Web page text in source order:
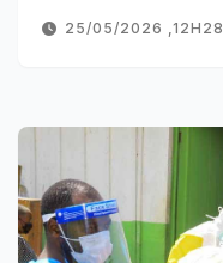
25/05/2026 ,12H28